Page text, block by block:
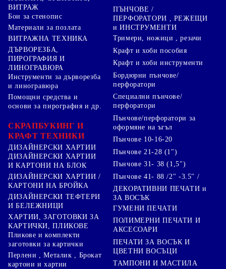
ВИТРАЖ
Бои за стенопис
Материали за позлата
ВИТРАЖНА ТЕХНИКА
ДЪРВОРЕЗБА,
ПИРОГРАФИЯ И
ЛИНОГРАВЮРА
Инструменти за дърворезба
и линогравюра
Помощни средства и
основи за пирография и др.
СКРАПБУКИНГ И
КРАФТ ТЕХНИКИ
ДИЗАЙНЕРСКИ ХАРТИИ
ДИЗАЙНЕРСКИ ХАРТИИ
И КАРТОНИ НА БЛОК
ДИЗАЙНЕРСКИ ХАРТИИ /
КАРТОНИ НА БРОЙКА
ДИЗАЙНЕРСКИ ТЕФТЕРИ
И БЕЛЕЖНИЦИ
ХАРТИИ, ЗАГОТОВКИ ЗА
КАРТИЧКИ, ПЛИКОВЕ
Пликове и комплекти
заготовки за картички
Перлени , Металик , Брокат
картони и хартии
ПЪНЧОВЕ /
ПЕРФОРАТОРИ , РЕЖЕЩИ
и ИНСТРУМЕНТИ
Тримери, ножици , резачи
Крафт и хоби пособия
Крафт и хоби инструменти
Бордюрни пънчове/
перфоратори
Специални пънчове/
перфоратори
Пънчове/перфоратори за
оформяне на ъгъл
Пънчове 10-16-20
Пънчове 21-28 (1")
Пънчове 31- 38 (1,5")
Пънчове 41- 88 /2" -3.5" /
ДЕКОРАТИВНИ ПЕЧАТИ и
ЗА ВОСЪК
ГУМЕНИ ПЕЧАТИ
ПОЛИМЕРНИ ПЕЧАТИ И
АКСЕСОАРИ
ПЕЧАТИ ЗА ВОСЪК И
ЦВЕТНИ ВОСЪЦИ
ТАМПОНИ И МАСТИЛА